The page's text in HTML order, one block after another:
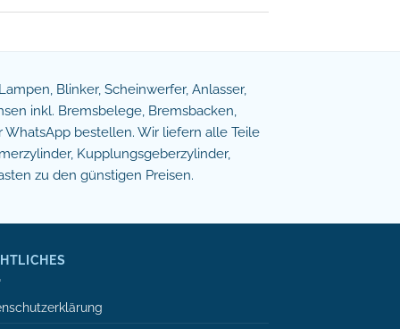
Blinker, Scheinwerfer, Anlasser,
inkl. Bremsbelege, Bremsbacken,
bestellen. Wir liefern alle Teile
Kupplungsgeberzylinder,
zu den günstigen Preisen.